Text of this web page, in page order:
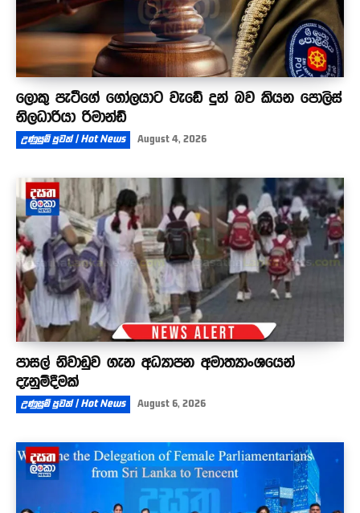
ලොකු පැටීගේ ගෝලයාට වැඩේ දුන් බව කියන පොලිස්
නිලධාරියා රිමාන්ඩ්
උණුසුම් පුවත් | Hot News August 4, 2026
පාසල් නිවාඩුව ගැන අධ්‍යාපන අමාත්‍යාංශයෙන්
දැනුම්දීමක්
උණුසුම් පුවත් | Hot News August 6, 2026